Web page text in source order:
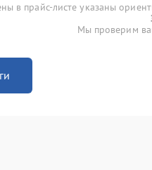
в прайс-листе указаны
Мы проверим